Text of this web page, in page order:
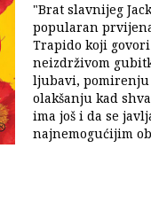
"Brat slavnijeg
popularan
Trapido koji
neizdrživom
ljubavi,
olakšanju kad
ima još i da se
najnemogućijim